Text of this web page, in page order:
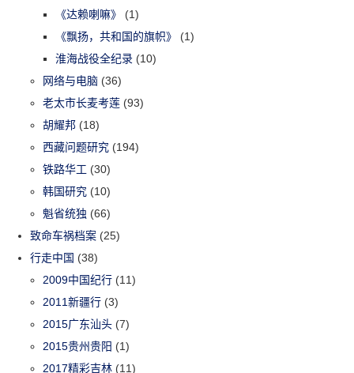
《达赖喇嘛》
(1)
《飘扬，共和国的旗帜》
(1)
淮海战役全纪录 (10)
网络与电脑 (36)
老太市长麦考莲 (93)
胡耀邦 (18)
西藏问题研究 (194)
铁路华工 (30)
韩国研究 (10)
魁省统独 (66)
致命车祸档案 (25)
行走中国 (38)
2009中国纪行 (11)
2011新疆行 (3)
2015广东汕头 (7)
2015贵州贵阳 (1)
2017精彩吉林 (11)